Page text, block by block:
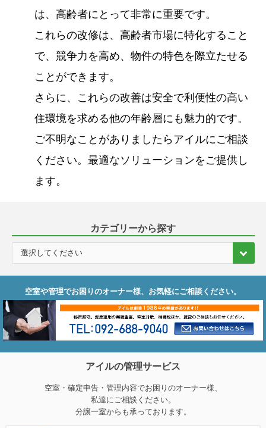
は、高齢者にとって非常に重要です。
これらの改修は、高齢者市場に特化すること
で、競争力を高め、物件の特色を際立たせる
ことができます。
さらに、これらの改善は安全で利便性の高い
住環境を求める他の年齢層にも魅力的です。
ご不明なことがありましたらアイルにご相談
ください。最適なソリューションをご提供し
ます。
カテゴリーから探す
空室や管理でお困りのオーナー様、お気軽にご相談ください。
アイルの管理サービス
空室・確定申告・管理内容でお困りのオーナー様、
私達にご相談ください。
分譲一室からも承っております。